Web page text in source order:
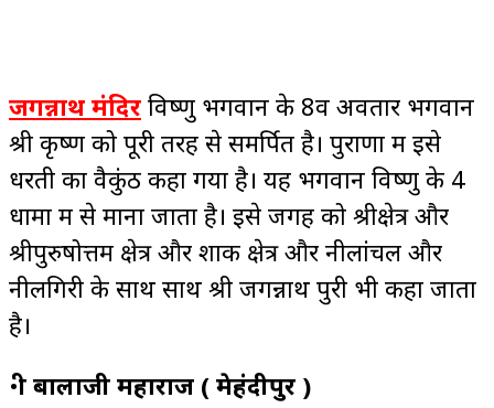
जगन्नाथ मंदिर विष्णु भगवान के 8वें अवतार भगवान
श्री कृष्ण को पूरी तरह से समर्पित है। पुराणों में इसे
धरती का वैकुंठ कहा गया है। यह भगवान विष्णु के 4
धामों में से माना जाता है। इसे जगह को श्रीक्षेत्र और
श्रीपुरुषोत्तम क्षेत्र और शाक क्षेत्र और नीलांचल और
नीलगिरी के साथ साथ श्री जगन्नाथ पुरी भी कहा जाता
है।
•श्री बालाजी महाराज ( मेहंदीपुर )